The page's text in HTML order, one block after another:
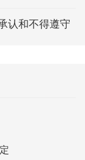
认和不得遵守